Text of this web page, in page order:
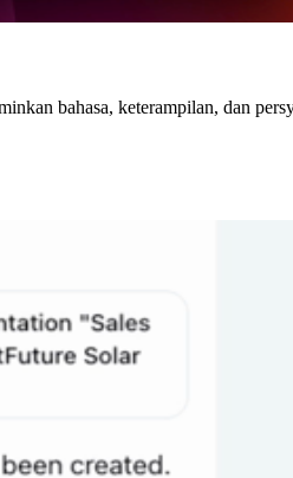
bahasa, keterampilan, dan